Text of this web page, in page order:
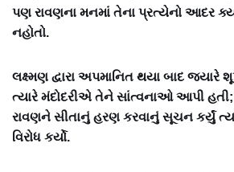
પણ રાવણના મનમાં તેના પ્રત્યેનો આદર
નહોતો.
લક્ષ્મણ દ્વારા અપમાનિત થયા બાદ જ્યારે
ત્યારે મંદોદરીએ તેને સાંત્વનાઓ આપી
રાવણને સીતાનું હરણ કરવાનું સૂચન કર્યું
વિરોધ કર્યો.